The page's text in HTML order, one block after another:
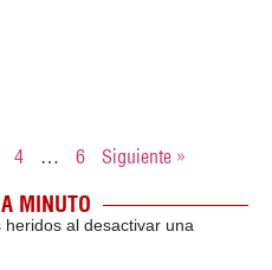
4 … 6 Siguiente »
MINUTO
al desactivar una